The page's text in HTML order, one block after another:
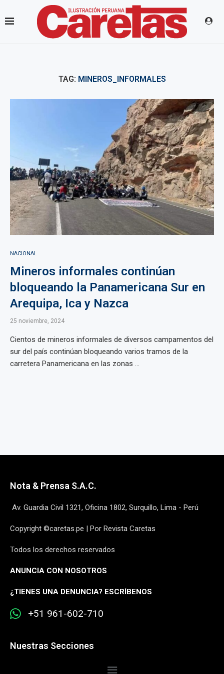
TAG: MINEROS_INFORMALES
NACIONAL
Mineros informales continúan
bloqueando la Panamericana Sur en
Arequipa, Ica y Nazca
25 noviembre, 2024
Cientos de mineros informales de diversos campamentos del
sur del país continúan bloqueando varios tramos de la
carretera Panamericana en las zonas ...
Nota & Prensa S.A.C.
Av. Guardia Civil 1321, Oficina 1802, Surquillo, Lima - Perú
Copyright ©caretas.pe | Por Revista Caretas
Todos los derechos reservados
ANUNCIA CON NOSOTROS
¿TIENES UNA DENUNCIA? ESCRÍBENOS
+51 961-602-710
Nuestras Secciones